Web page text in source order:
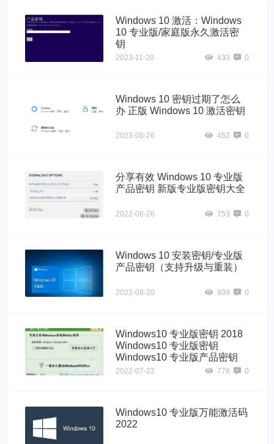
Windows 10 激活：Windows
10 专业版/家庭版永久激活密
钥
2023-11-20 433 0
Windows 10 密钥过期了怎么
办 正版 Windows 10 激活密钥
2023-08-26 452 0
分享有效 Windows 10 专业版
产品密钥 新版专业版密钥大全
2022-08-26 753 0
Windows 10 安装密钥/专业版
产品密钥（支持升级与重装）
2022-08-20 809 0
Windows10 专业版密钥 2018
Windows10 专业版密钥
Windows10 专业版产品密钥
2022-07-22 776 0
Windows10 专业版万能激活码
2022